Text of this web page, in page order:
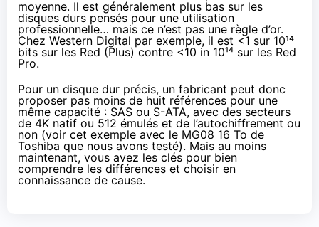
moyenne. Il est généralement plus bas sur les
disques durs pensés pour une utilisation
professionnelle… mais ce n’est pas une règle d’or.
Chez Western Digital par exemple, il est <1 sur 10¹⁴
bits sur les Red (Plus) contre <10 in 10¹⁴ sur les Red
Pro.
Pour un disque dur précis, un fabricant peut donc
proposer pas moins de huit références pour une
même capacité : SAS ou S-ATA, avec des secteurs
de 4K natif ou 512 émulés et de l’autochiffrement ou
non (voir cet exemple avec le MG08 16 To de
Toshiba que nous avons testé). Mais au moins
maintenant, vous avez les clés pour bien
comprendre les différences et choisir en
connaissance de cause.